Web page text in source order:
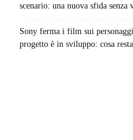
scenario: una nuova sfida senza
Sony ferma i film sui
progetto è in sviluppo: cosa